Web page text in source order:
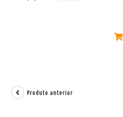
Produto anterior